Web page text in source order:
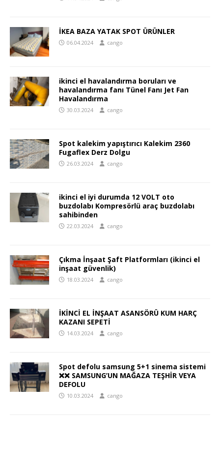
İKEA BAZA YATAK SPOT ÜRÜNLER
06.04.2024 cango
ikinci el havalandırma boruları ve
havalandırma fanı Tünel Fanı Jet Fan
Havalandırma
30.03.2024 cango
Spot kalekim yapıştırıcı Kalekim 2360
Fugaflex Derz Dolgu
26.03.2024 cango
ikinci el iyi durumda 12 VOLT oto
buzdolabı Kompresörlü araç buzdolabı
sahibinden
22.03.2024 cango
Çıkma İnşaat Şaft Platformları (ikinci el
inşaat güvenlik)
18.03.2024 cango
İKİNCİ EL İNŞAAT ASANSÖRÜ KUM HARÇ
KAZANI SEPETİ
14.03.2024 cango
Spot defolu samsung 5+1 sinema sistemi
❌❌ SAMSUNG’UN MAĞAZA TEŞHİR VEYA
DEFOLU
10.03.2024 cango